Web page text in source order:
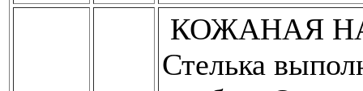
КОЖАНАЯ
Стелька